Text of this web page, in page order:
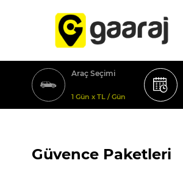
Araç Seçimi
1 Gün x TL / Gün
Güvence Paketleri